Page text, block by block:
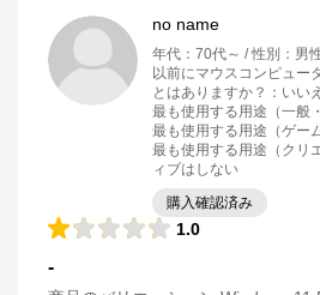
no name
年代 ： 70代～ 性別 ： 男
以前にマウスコンピュー
とはありますか？ ： いいえ
最も使用する用途（一般
最も使用する用途（ゲーム
最も使用する用途（クリ
ィブはしない
購入確認済み
1.0
-